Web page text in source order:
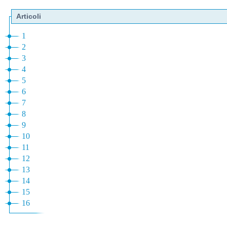
Articoli
1
2
3
4
5
6
7
8
9
10
11
12
13
14
15
16